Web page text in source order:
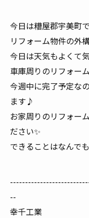
今日は糟屋郡宇美町
リフォーム物件の外
今日は天気もよくて
車庫周りのリフォー
今週中に完了予定な
ます♪
お家周りのリフォー
ださい✨
できることはなんで
--
幸千工業